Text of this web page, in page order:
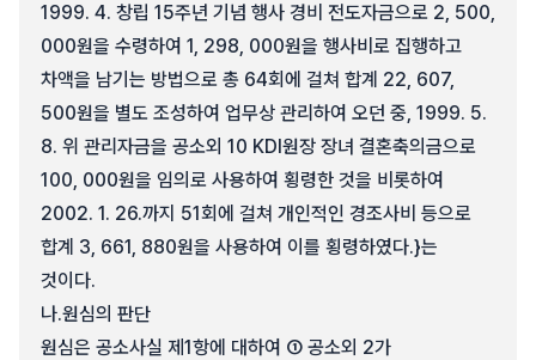
1999. 4. 창립 15주년 기념 행사 경비 전도자금으로 2, 500,
000원을 수령하여 1, 298, 000원을 행사비로 집행하고
차액을 남기는 방법으로 총 64회에 걸쳐 합계 22, 607,
500원을 별도 조성하여 업무상 관리하여 오던 중, 1999. 5.
8. 위 관리자금을 공소외 10 KDI원장 장녀 결혼축의금으로
100, 000원을 임의로 사용하여 횡령한 것을 비롯하여
2002. 1. 26.까지 51회에 걸쳐 개인적인 경조사비 등으로
합계 3, 661, 880원을 사용하여 이를 횡령하였다.}는
것이다.
나.원심의 판단
원심은 공소사실 제1항에 대하여 ① 공소외 2가